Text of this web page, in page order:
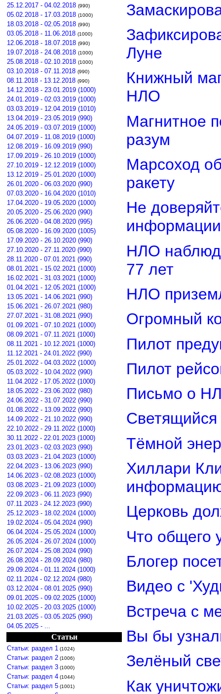
25.12.2017 - 04.02.2018 (990)
05.02.2018 - 17.03.2018 (1000)
18.03.2018 - 02.05.2018 (990)
03.05.2018 - 11.06.2018 (1000)
12.06.2018 - 18.07.2018 (990)
19.07.2018 - 24.08.2018 (1000)
25.08.2018 - 02.10.2018 (1000)
03.10.2018 - 07.11.2018 (990)
08.11.2018 - 13.12.2018 (990)
14.12.2018 - 23.01.2019 (1000)
24.01.2019 - 02.03.2019 (1000)
03.03.2019 - 12.04.2019 (1010)
13.04.2019 - 23.05.2019 (990)
24.05.2019 - 03.07.2019 (1000)
04.07.2019 - 11.08.2019 (1000)
12.08.2019 - 16.09.2019 (990)
17.09.2019 - 26.10.2019 (1000)
27.10.2019 - 12.12.2019 (1000)
13.12.2019 - 25.01.2020 (1000)
26.01.2020 - 06.03.2020 (990)
07.03.2020 - 16.04.2020 (1010)
17.04.2020 - 19.05.2020 (1000)
20.05.2020 - 25.06.2020 (990)
26.06.2020 - 04.08.2020 (995)
05.08.2020 - 16.09.2020 (1005)
17.09.2020 - 26.10.2020 (990)
27.10.2020 - 27.11.2020 (990)
28.11.2020 - 07.01.2021 (990)
08.01.2021 - 15.02.2021 (1000)
16.02.2021 - 31.03.2021 (1000)
01.04.2021 - 12.05.2021 (1000)
13.05.2021 - 14.06.2021 (990)
15.06.2021 - 26.07.2021 (980)
27.07.2021 - 31.08.2021 (990)
01.09.2021 - 07.10.2021 (1000)
08.09.2021 - 07.11.2021 (1000)
08.11.2021 - 10.12.2021 (1000)
11.12.2021 - 24.01.2022 (990)
25.01.2022 - 04.03.2022 (1000)
05.03.2022 - 10.04.2022 (990)
11.04.2022 - 17.05.2022 (1000)
18.05.2022 - 23.06.2022 (980)
24.06.2022 - 31.07.2022 (990)
01.08.2022 - 13.09.2022 (990)
14.09.2022 - 21.10.2022 (990)
22.10.2022 - 29.11.2022 (1000)
30.11.2022 - 22.01.2023 (1000)
23.01.2023 - 02.03.2023 (990)
03.03.2023 - 21.04.2023 (1000)
22.04.2023 - 13.06.2023 (990)
14.06.2023 - 02.08.2023 (1000)
03.08.2023 - 21.09.2023 (1000)
22.09.2023 - 06.11.2023 (990)
07.11.2023 - 24.12.2023 (990)
25.12.2023 - 18.02.2024 (1000)
19.02.2024 - 05.04.2024 (990)
06.04.2024 - 25.05.2024 (1000)
26.05.2024 - 26.07.2024 (1000)
26.07.2024 - 25.08.2024 (990)
26.08.2024 - 28.09.2024 (980)
29.09.2024 - 01.11.2024 (1000)
02.11.2024 - 02.12.2024 (980)
03.12.2024 - 08.01.2025 (990)
09.01.2025 - 09.02.2025 (1000)
10.02.2025 - 20.03.2025 (1000)
21.03.2025 - 03.05.2025 (990)
04.05.2025 - ...
Статьи
Статьи: раздел 1 (1024)
Статьи: раздел 2 (1006)
Статьи: раздел 3 (1000)
Статьи: раздел 4 (1044)
Статьи: раздел 5 (1001)
Луне
Книжный
НЛО
Магнитное
разум
Марсоход
ракету
Не
информации
НЛО
77 лет
НЛО
Огромный
Пилот
Пилот
Письмо о
Светящийся
Тёмной
Хиллари
Церковь
Что общего
Блогер
Видео с
Встреча с
Вы бы
Зелёный
Как